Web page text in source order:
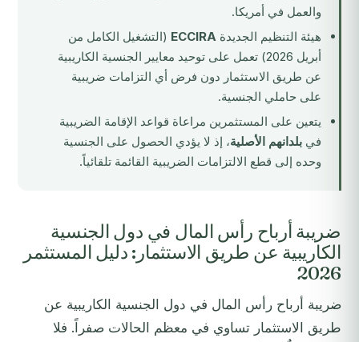
والعمل في أمريكا.
هيئة التنظيم الجديدة ECCIRA (التشغيل الكامل من
أبريل 2026) تعمل على توحيد معايير الجنسية الكاريبية
عن طريق الاستثمار دون فرض أي التزامات ضريبية
على حاملي الجنسية.
يتعين على المستثمرين مراعاة قواعد الإقامة الضريبية
في بلدانهم الأصلية، إذ لا يؤدي الحصول على الجنسية
وحده إلى قطع الالتزامات الضريبية القائمة تلقائياً.
ضريبة أرباح رأس المال في دول الجنسية
الكاريبية عن طريق الاستثمار: دليل المستثمر
2026
ضريبة أرباح رأس المال في دول الجنسية الكاريبية عن
طريق الاستثمار تساوي في معظم الحالات صفراً. فلا